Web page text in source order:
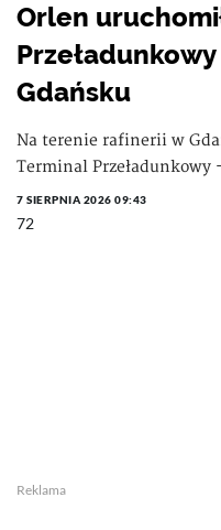
Orlen
Gdańsku
Na terenie rafinerii w
Terminal Przeładunkowy
7 SIERPNIA 2026 09:43
72
Reklama